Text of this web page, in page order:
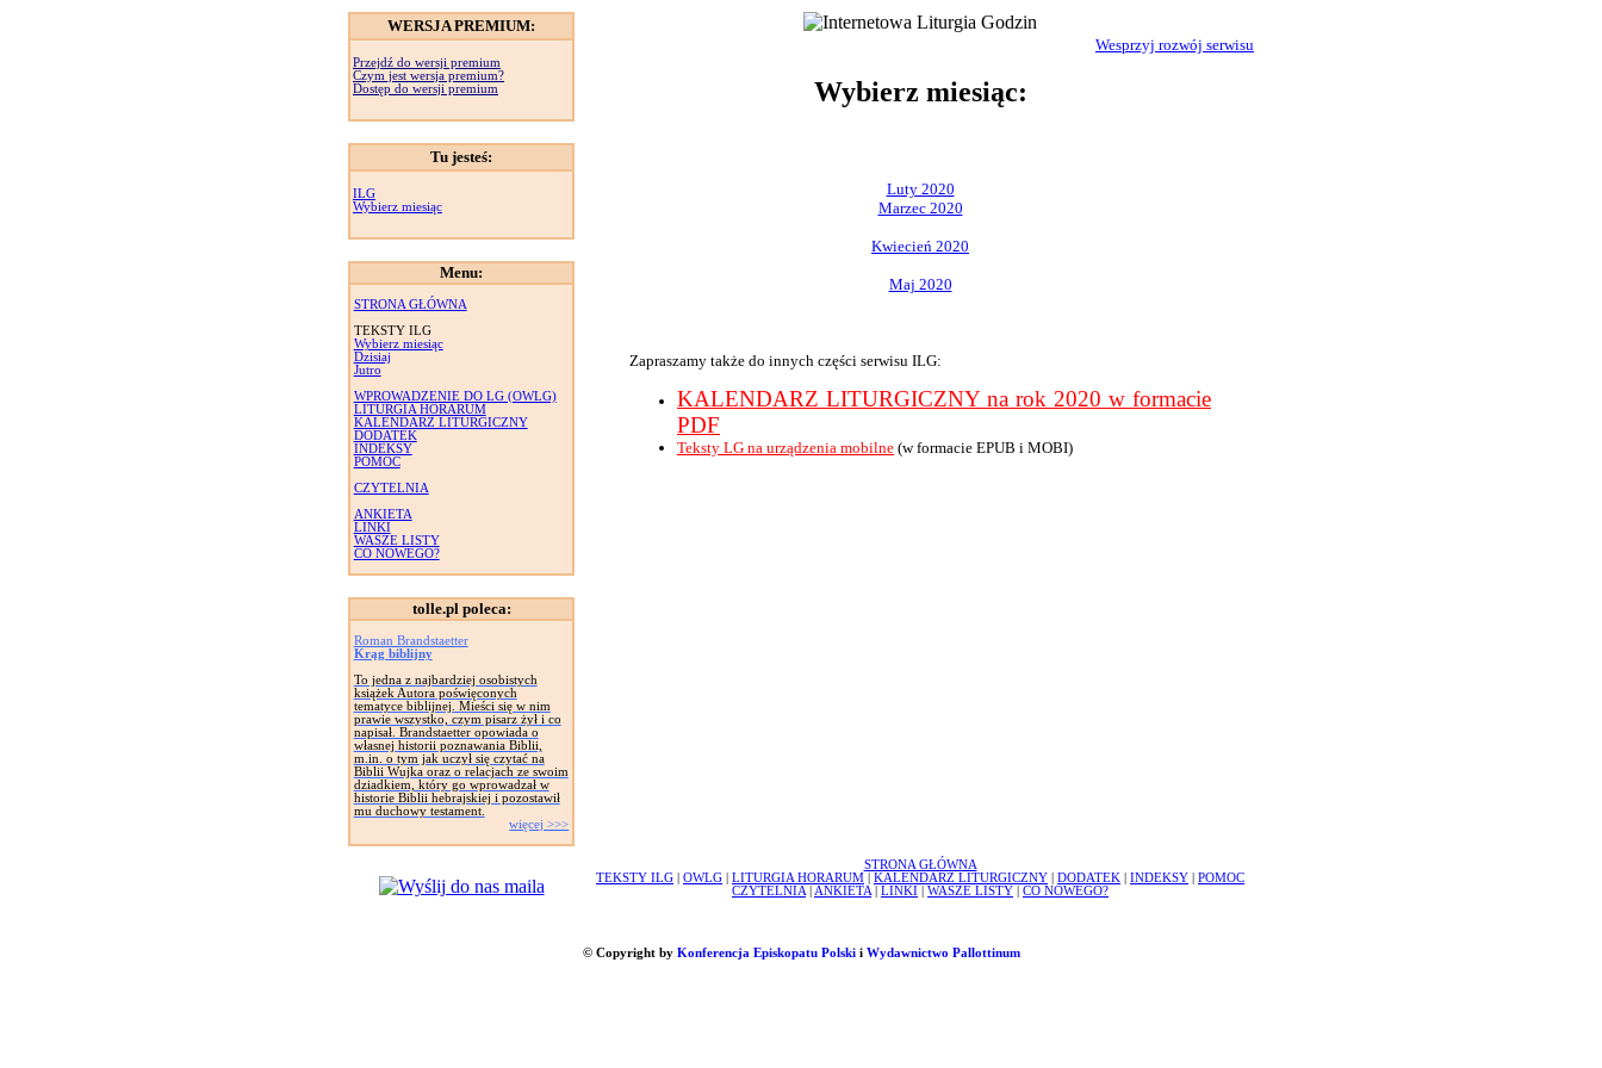
WERSJA PREMIUM:
Przejdź do wersji premium
Czym jest wersja premium?
Dostęp do wersji premium
Tu jesteś:
ILG
Wybierz miesiąc
Menu:
STRONA GŁÓWNA
TEKSTY ILG
Wybierz miesiąc
Dzisiaj
Jutro
WPROWADZENIE DO LG (OWLG)
LITURGIA HORARUM
KALENDARZ LITURGICZNY
DODATEK
INDEKSY
POMOC
CZYTELNIA
ANKIETA
LINKI
WASZE LISTY
CO NOWEGO?
tolle.pl poleca:
Roman Brandstaetter
Krąg biblijny
To jedna z najbardziej osobistych
książek Autora poświęconych
tematyce biblijnej. Mieści się w nim
prawie wszystko, czym pisarz żył i co
napisał. Brandstaetter opowiada o
własnej historii poznawania Biblii,
m.in. o tym jak uczył się czytać na
Biblii Wujka oraz o relacjach ze swoim
dziadkiem, który go wprowadzał w
historie Biblii hebrajskiej i pozostawił
mu duchowy testament.
więcej >>>
Wesprzyj rozwój serwisu
Wybierz miesiąc:
Luty 2020
Marzec 2020
Kwiecień 2020
Maj 2020
Zapraszamy także do innych części serwisu ILG:
KALENDARZ LITURGICZNY na rok 2020 w formacie
PDF
Teksty LG na urządzenia mobilne (w formacie EPUB i MOBI)
STRONA GŁÓWNA
TEKSTY ILG
OWLG LITURGIA HORARUM KALENDARZ LITURGICZNY DODATEK INDEKSY
POMOC
CZYTELNIA
ANKIETA LINKI WASZE LISTY CO NOWEGO?
© Copyright by Konferencja Episkopatu Polskii Wydawnictwo Pallottinum